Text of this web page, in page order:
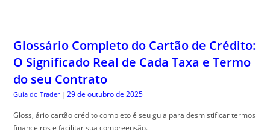
Glossário Completo do Cartão de Crédito:
O Significado Real de Cada Taxa e Termo
do seu Contrato
Guia do Trader | 29 de outubro de 2025
Gloss, ário cartão crédito completo é seu guia para desmistificar termos
financeiros e facilitar sua compreensão.